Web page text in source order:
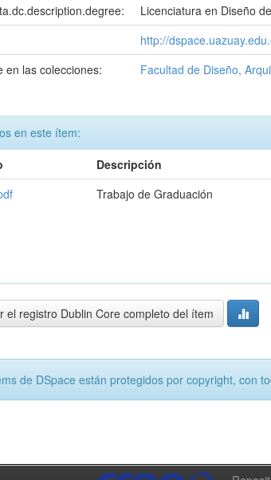
Licenciatura en Diseño
http://
en las colecciones:
Facultad de Diseño,
en este ítem:
Descripción
Trabajo de Graduación
el registro Dublin Core completo del ítem
de DSpace están protegidos por copyright, con